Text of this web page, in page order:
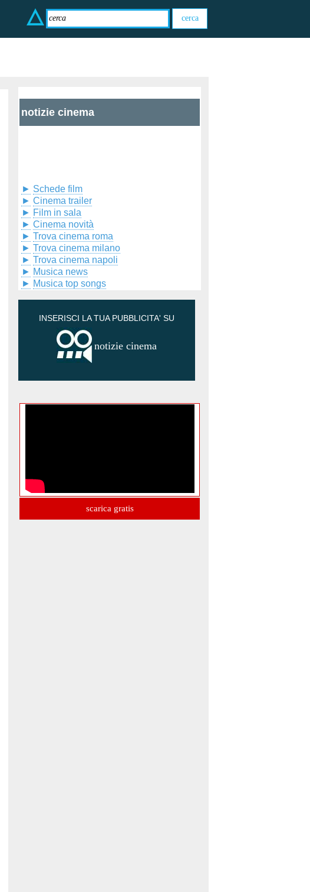
notizie cinema
► Schede film
► Cinema trailer
► Film in sala
► Cinema novità
► Trova cinema roma
► Trova cinema milano
► Trova cinema napoli
► Musica news
► Musica top songs
INSERISCI LA TUA PUBBLICITA' SU
notizie cinema
scarica gratis